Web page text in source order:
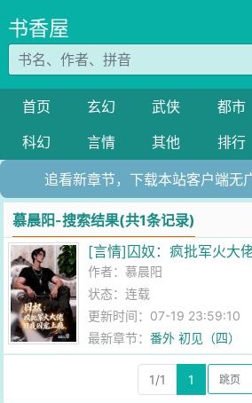
书香屋
首页 玄幻 武侠 都市
科幻
言情 其他 排行
追看新章节，下载本站客户端无
慕晨阳-搜索结果(共1条记录)
[言情]囚奴：疯批军火大
作者： 慕晨阳
状态：连载
更新时间：07-19 23:59:10
最新章节：番外 初见（四）
1/1 1